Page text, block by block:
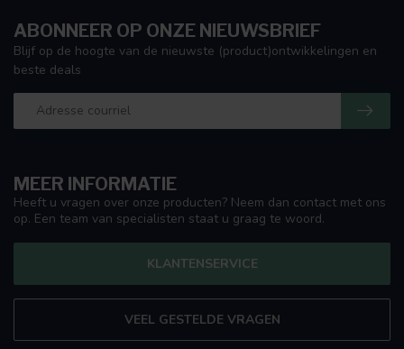
MEER INFORMATIE
Heeft u vragen over onze producten? Neem dan contact met ons
op. Een team van specialisten staat u graag te woord.
KLANTENSERVICE
VEEL GESTELDE VRAGEN
ABONNEER OP ONZE NIEUWSBRIEF
Blijf op de hoogte van de nieuwste (product)ontwikkelingen en
beste deals